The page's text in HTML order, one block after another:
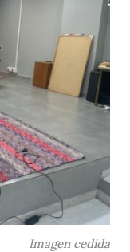
Imagen cedida